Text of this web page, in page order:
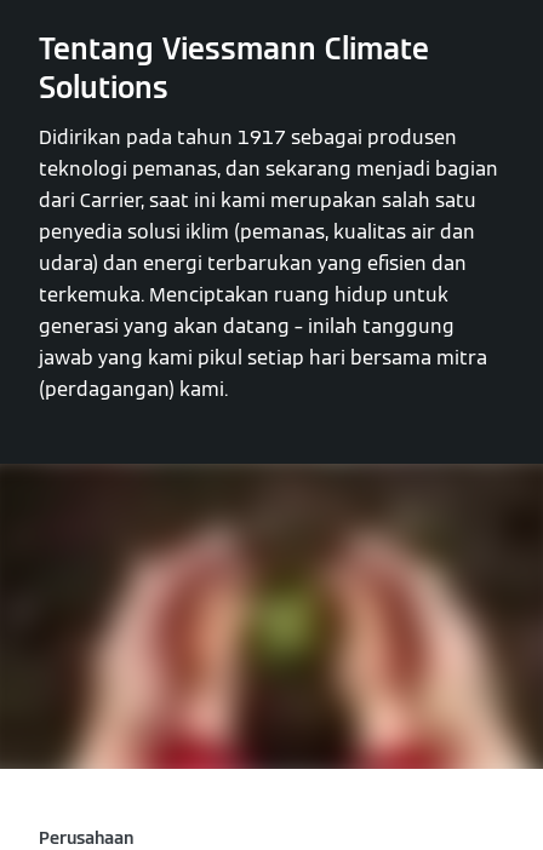
Tentang Viessmann Climate
Solutions
Didirikan pada tahun 1917 sebagai produsen
teknologi pemanas, dan sekarang menjadi bagian
dari Carrier, saat ini kami merupakan salah satu
penyedia solusi iklim (pemanas, kualitas air dan
udara) dan energi terbarukan yang efisien dan
terkemuka. Menciptakan ruang hidup untuk
generasi yang akan datang – inilah tanggung
jawab yang kami pikul setiap hari bersama mitra
(perdagangan) kami.
Perusahaan